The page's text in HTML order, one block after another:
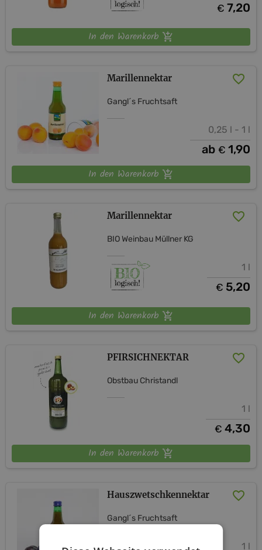
€ 7,20
In den Warenkorb
Marillennektar
Gangl´s Fruchtsaft
0,25 l - 1 l
ab € 1,90
In den Warenkorb
Marillennektar
BIO Weinbau Müllner KG
1 l
€ 5,20
In den Warenkorb
PFIRSICHNEKTAR
Obstbau Christandl
1 l
€ 4,30
In den Warenkorb
Hauszwetschkennektar
Gangl´s Fruchtsaft
1 l